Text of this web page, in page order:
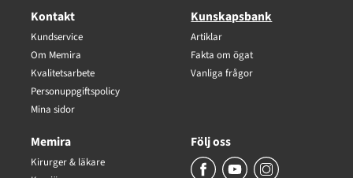
Kontakt
Kundservice
Om Memira
Kvalitetsarbete
Personuppgiftspolicy
Mina sidor
Kunskapsbank
Artiklar
Fakta om ögat
Vanliga frågor
Memira
Kirurger & läkare
Följ oss